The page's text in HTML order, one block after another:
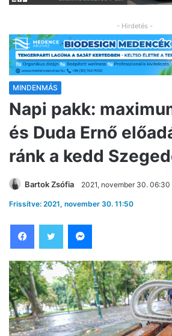
- Hirdetés -
MINDENMÁS
Napi pakk:
és Duda Ernő
ránk a kedd
Bartok Zsófia 2021, november 30. 06:30
Frissítve: 2021, november 30. 11:50